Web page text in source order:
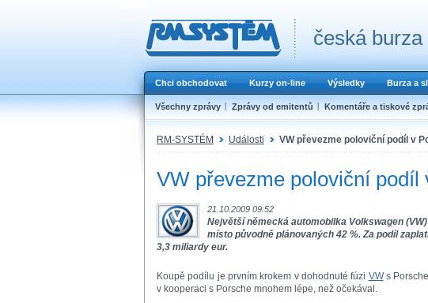
česká
Chci obchodovat Kurzy on-line Výsledky Burza a
Všechny zprávy Zprávy od emitentů Komentáře a tiskové
RM-SYSTÉM Události VW převezme poloviční podíl v
VW převezme poloviční podíl
21.10.2009 09:52
Největší německá automobilka Volkswagen
místo původně plánovaných 42 %. Za podíl
3,3 miliardy eur.
Koupě podílu je prvním krokem v dohodnuté fúzi VWs
v kooperaci s Porsche mnohem lépe, než očekával.